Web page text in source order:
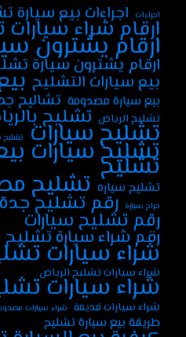
اجراءات اجراءات بيع سيارة
ارقام شراء
ارقام يشترون
ارقام يشترون سيارة
بيع سيارات التشليح
بيع سيارة مصدومة تشاليح
تشليح الرياض تشليح
تشليح سيارات تشليح تشليح سيارات
تشليح
تشليح سياره تشليح
حراج سيارة رقم تشليح جدة
رقم تشليح سيارات
رقم شراء سيارة تشليح
شراء سيارات
شراء سيارات تشليح الرياض
شراء سيارات
شراء سيارات قديمة شراء سيارات
طريقة بيع سيارة تشليح